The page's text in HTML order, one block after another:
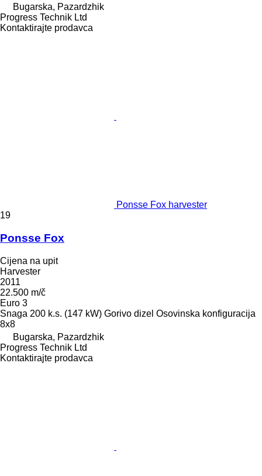
Bugarska, Pazardzhik
Progress Technik Ltd
Kontaktirajte prodavca
Ponsse Fox harvester
19
Ponsse Fox
Cijena na upit
Harvester
2011
22.500 m/č
Euro 3
Snaga 200 k.s. (147 kW) Gorivo dizel Osovinska konfiguracija
8x8
Bugarska, Pazardzhik
Progress Technik Ltd
Kontaktirajte prodavca